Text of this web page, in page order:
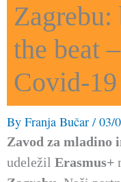
the beat
Covid-19
By Franja Bučar / 03/
Zavod za mladino
udeležil Erasmus+